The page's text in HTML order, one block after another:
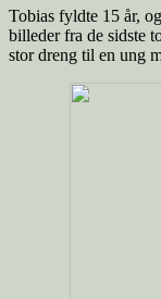
Tobias fyldte 15 år,
billeder fra de sidste
stor dreng til en ung